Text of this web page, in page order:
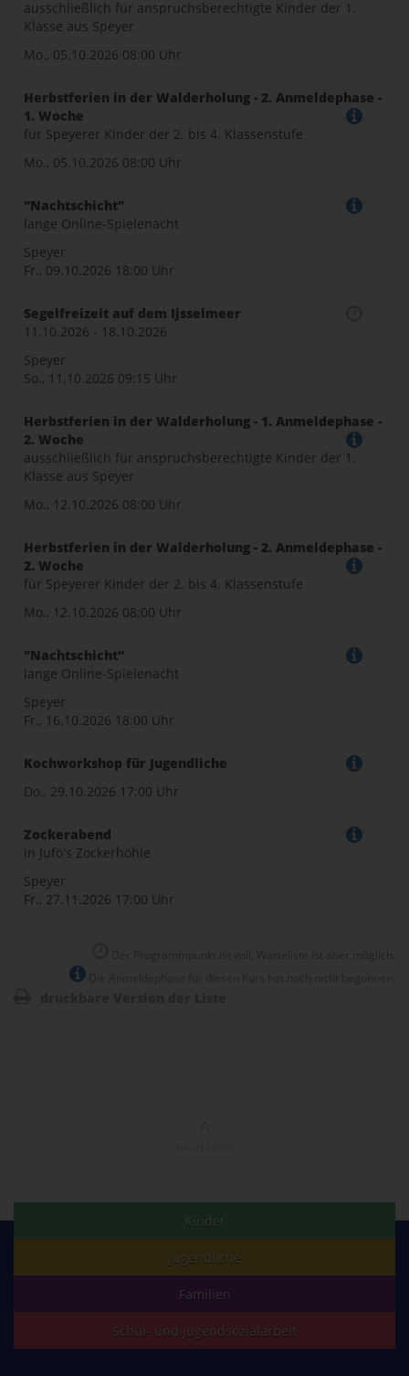
ausschließlich für anspruchsberechtigte Kinder der 1.
Klasse aus Speyer
Mo., 05.10.2026 08:00 Uhr
Herbstferien in der Walderholung - 2. Anmeldephase -
1. Woche
für Speyerer Kinder der 2. bis 4. Klassenstufe
Mo., 05.10.2026 08:00 Uhr
"Nachtschicht"
lange Online-Spielenacht
Speyer
Fr., 09.10.2026 18:00 Uhr
Segelfreizeit auf dem Ijsselmeer
11.10.2026 - 18.10.2026
Speyer
So., 11.10.2026 09:15 Uhr
Herbstferien in der Walderholung - 1. Anmeldephase -
2. Woche
ausschließlich für anspruchsberechtigte Kinder der 1.
Klasse aus Speyer
Mo., 12.10.2026 08:00 Uhr
Herbstferien in der Walderholung - 2. Anmeldephase -
2. Woche
für Speyerer Kinder der 2. bis 4. Klassenstufe
Mo., 12.10.2026 08:00 Uhr
"Nachtschicht"
lange Online-Spielenacht
Speyer
Fr., 16.10.2026 18:00 Uhr
Kochworkshop für Jugendliche
Do., 29.10.2026 17:00 Uhr
Zockerabend
in Jufö's Zockerhöhle
Speyer
Fr., 27.11.2026 17:00 Uhr
Kinder
Jugendliche
Familien
Schul- und Jugendsozialarbeit